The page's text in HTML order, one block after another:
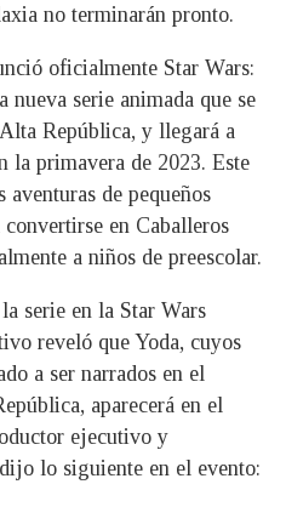
no terminarán pronto.
oficialmente Star Wars:
nueva serie animada que se
República, y llegará a
la primavera de 2023. Este
de pequeños
en Caballeros
a niños de preescolar.
serie en la Star Wars
reveló que Yoda, cuyos
a ser narrados en el
aparecerá en el
ejecutivo y
lo siguiente en el evento: